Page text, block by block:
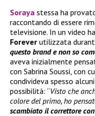
Soraya stessa ha
raccontando di essere
televisione. In un video
Forever utilizzata
questo brand e non so
aveva inizialmente
con Sabrina Soussi, con
condivideva spesso
possibilità: “Visto che
colore del primo, ho
scambiato il correttore